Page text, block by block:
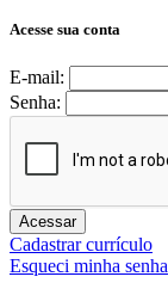
Acesse sua conta
E-mail:
Senha:
Acessar
Cadastrar currículo
Esqueci minha senha